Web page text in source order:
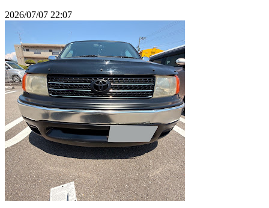
2026/07/07 22:07